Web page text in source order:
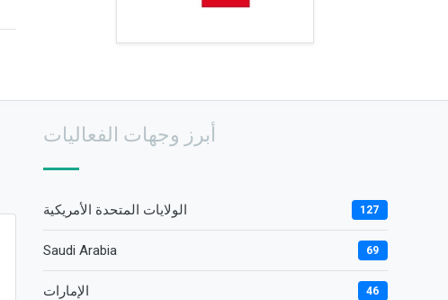
أبرز وجهات الفعاليات
الولايات المتحدة الأمريكية 127
Saudi Arabia 69
الإمارات 46